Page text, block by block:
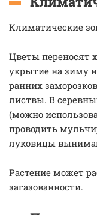
Климатические
Цветы переносят
укрытие на зиму
ранних
листвы. В
(можно
проводить
луковицы
Растение может
загазованности.